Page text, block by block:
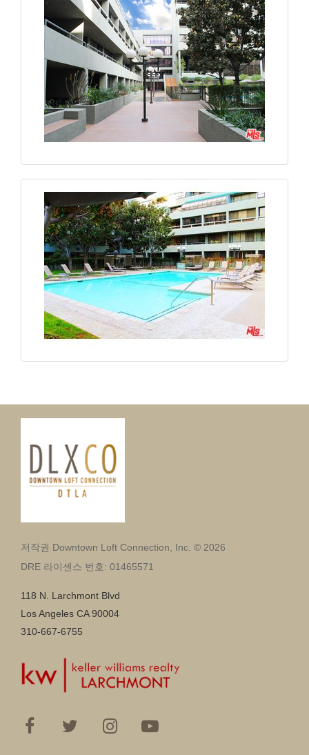
저작권 Downtown Loft Connection, Inc. © 2026
DRE 라이센스 번호: 01465571
118 N. Larchmont Blvd
Los Angeles CA 90004
310-667-6755